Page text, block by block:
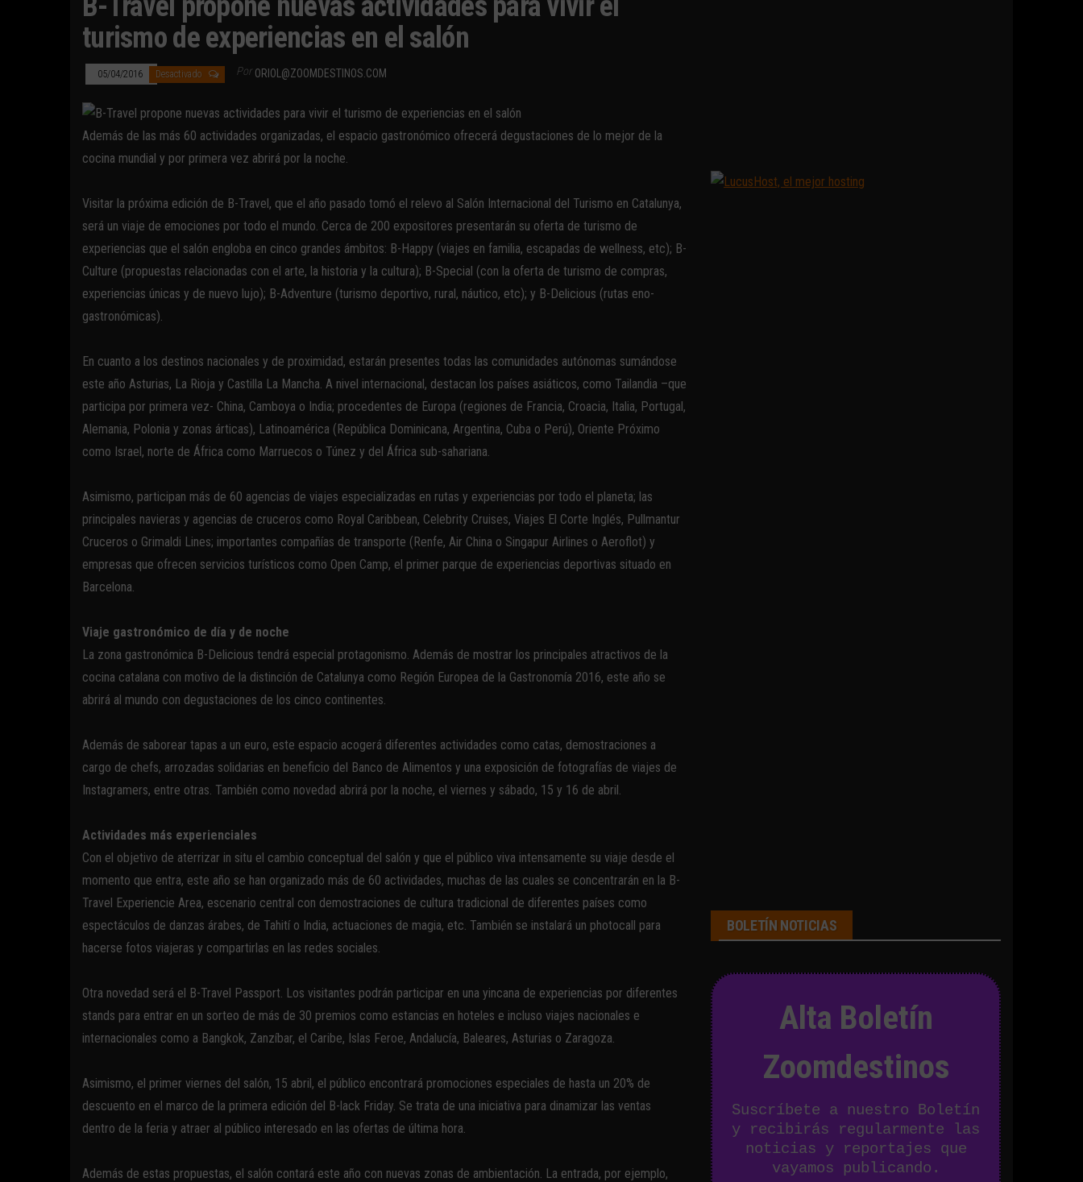
turismo de experiencias en el salón
05/04/2016 Desactivado Por ORIOL@ZOOMDESTINOS.COM
Además de las más 60 actividades organizadas, el espacio gastronómico ofrecerá degustaciones de lo mejor de la
cocina mundial y por primera vez abrirá por la noche.
Visitar la próxima edición de B-Travel, que el año pasado tomó el relevo al Salón Internacional del Turismo en Catalunya,
será un viaje de emociones por todo el mundo. Cerca de 200 expositores presentarán su oferta de turismo de
experiencias que el salón engloba en cinco grandes ámbitos: B-Happy (viajes en familia, escapadas de wellness, etc); B-
Culture (propuestas relacionadas con el arte, la historia y la cultura); B-Special (con la oferta de turismo de compras,
experiencias únicas y de nuevo lujo); B-Adventure (turismo deportivo, rural, náutico, etc); y B-Delicious (rutas eno-
gastronómicas).
En cuanto a los destinos nacionales y de proximidad, estarán presentes todas las comunidades autónomas sumándose
este año Asturias, La Rioja y Castilla La Mancha. A nivel internacional, destacan los países asiáticos, como Tailandia –que
participa por primera vez- China, Camboya o India; procedentes de Europa (regiones de Francia, Croacia, Italia, Portugal,
Alemania, Polonia y zonas árticas), Latinoamérica (República Dominicana, Argentina, Cuba o Perú), Oriente Próximo
como Israel, norte de África como Marruecos o Túnez y del África sub-sahariana.
Asimismo, participan más de 60 agencias de viajes especializadas en rutas y experiencias por todo el planeta; las
principales navieras y agencias de cruceros como Royal Caribbean, Celebrity Cruises, Viajes El Corte Inglés, Pullmantur
Cruceros o Grimaldi Lines; importantes compañías de transporte (Renfe, Air China o Singapur Airlines o Aeroflot) y
empresas que ofrecen servicios turísticos como Open Camp, el primer parque de experiencias deportivas situado en
Barcelona.
Viaje gastronómico de día y de noche
La zona gastronómica B-Delicious tendrá especial protagonismo. Además de mostrar los principales atractivos de la
cocina catalana con motivo de la distinción de Catalunya como Región Europea de la Gastronomía 2016, este año se
abrirá al mundo con degustaciones de los cinco continentes.
Además de saborear tapas a un euro, este espacio acogerá diferentes actividades como catas, demostraciones a
cargo de chefs, arrozadas solidarias en beneficio del Banco de Alimentos y una exposición de fotografías de viajes de
Instagramers, entre otras. También como novedad abrirá por la noche, el viernes y sábado, 15 y 16 de abril.
Actividades más experienciales
Con el objetivo de aterrizar in situ el cambio conceptual del salón y que el público viva intensamente su viaje desde el
momento que entra, este año se han organizado más de 60 actividades, muchas de las cuales se concentrarán en la B-
Travel Experiencie Area, escenario central con demostraciones de cultura tradicional de diferentes países como
espectáculos de danzas árabes, de Tahití o India, actuaciones de magia, etc. También se instalará un photocall para
hacerse fotos viajeras y compartirlas en las redes sociales.
Otra novedad será el B-Travel Passport. Los visitantes podrán participar en una yincana de experiencias por diferentes
stands para entrar en un sorteo de más de 30 premios como estancias en hoteles e incluso viajes nacionales e
internacionales como a Bangkok, Zanzíbar, el Caribe, Islas Feroe, Andalucía, Baleares, Asturias o Zaragoza.
Asimismo, el primer viernes del salón, 15 abril, el público encontrará promociones especiales de hasta un 20% de
descuento en el marco de la primera edición del B-lack Friday. Se trata de una iniciativa para dinamizar las ventas
dentro de la feria y atraer al público interesado en las ofertas de última hora.
Además de estas propuestas, el salón contará este año con nuevas zonas de ambientación. La entrada, por ejemplo,
BOLETÍN NOTICIAS
Alta Boletín
Zoomdestinos
Suscríbete a nuestro Boletín
y recibirás regularmente las
noticias y reportajes que
vayamos publicando.